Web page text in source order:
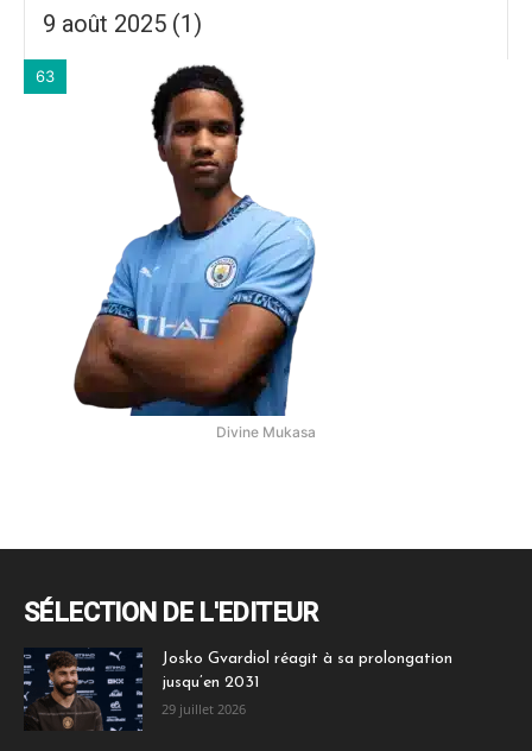
9 août 2025 (1)
63
Divine Mukasa
SÉLECTION DE L'EDITEUR
Josko Gvardiol réagit à sa prolongation
jusqu’en 2031
29 juillet 2026